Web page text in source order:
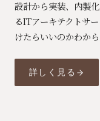
設計から実装、内製
るITアーキテクトサ
けたらいいのかわか
詳しく見る